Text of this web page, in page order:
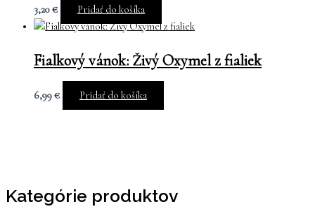
Kategórie produktov
3,20€ Pridať do košíka
Fialkový vánok: Živý Oxymel z fialiek
6,99€ Pridať do košíka